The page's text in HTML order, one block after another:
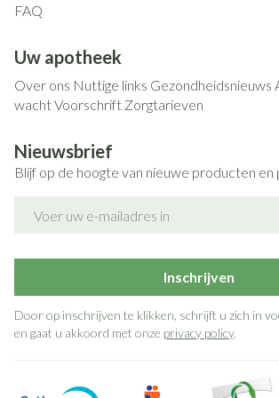
FAQ
Uw apotheek
Over ons Nuttige links Gezondheidsnieuws
wachtVoorschrift Zorgtarieven
Nieuwsbrief
Blijf op de hoogte van nieuwe producten
Inschrijven
Door op inschrijven te klikken, schrijft u zich in
en gaat u akkoord met onze privacy policy.